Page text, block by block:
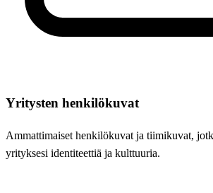
Yritysten henkilökuvat
Ammattimaiset henkilökuvat ja tiimikuvat,
yrityksesi identiteettiä ja kulttuuria.